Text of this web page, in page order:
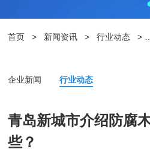
首页 > 新闻资讯 > 行业动态 >
企业新闻 行业动态
青岛新城市介绍防腐
些？